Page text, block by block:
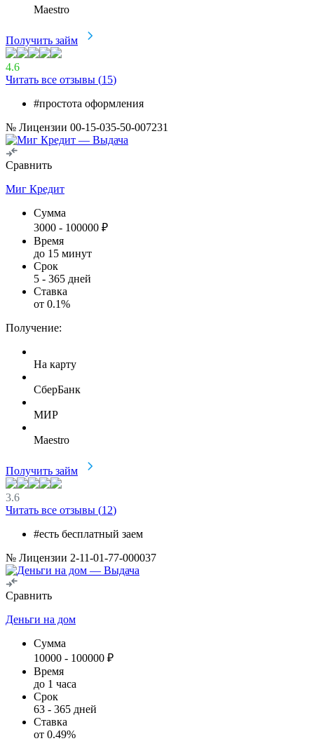
Maestro
Получить займ
4.6
Читать все отзывы (15)
#простота оформления
№ Лицензии 00-15-035-50-007231
Сравнить
Миг Кредит
Сумма
3000 - 100000 ₽
Время
до 15 минут
Срок
5 - 365 дней
Ставка
от 0.1%
Получение:
На карту
СберБанк
МИР
Maestro
Получить займ
3.6
Читать все отзывы (12)
#есть бесплатный заем
№ Лицензии 2-11-01-77-000037
Сравнить
Деньги на дом
Сумма
10000 - 100000 ₽
Время
до 1 часа
Срок
63 - 365 дней
Ставка
от 0.49%